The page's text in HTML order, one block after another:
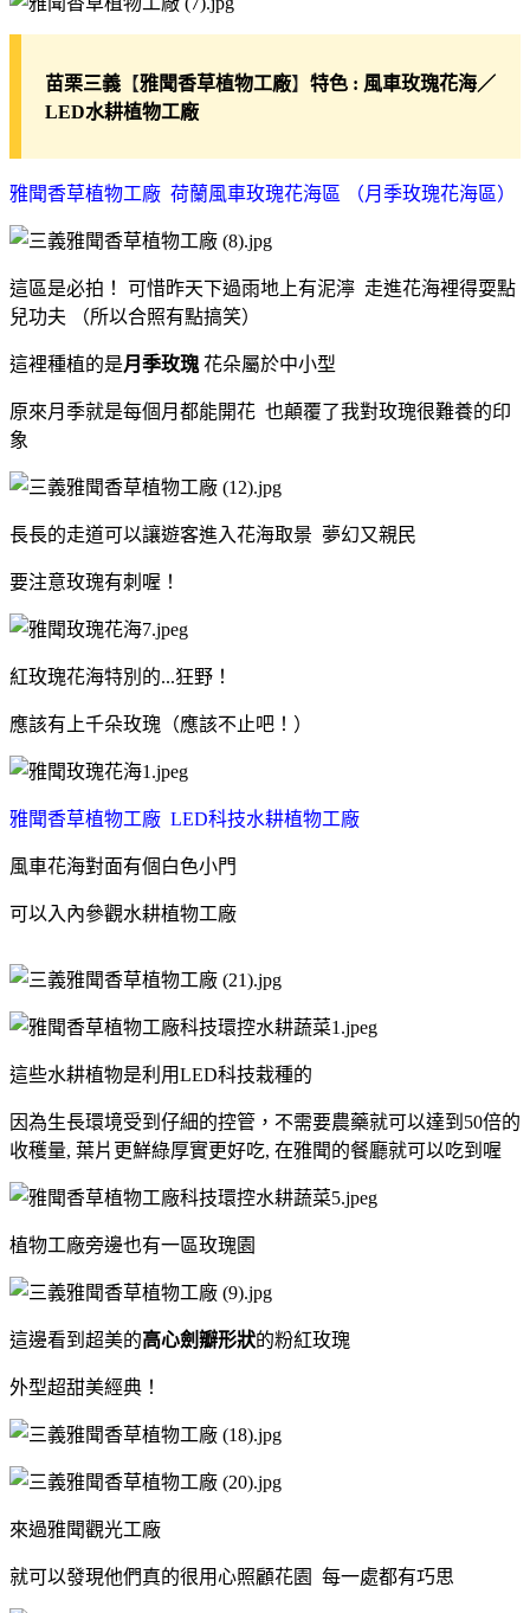
苗栗三義 【雅聞香草植物工廠】特色 : 風車玫瑰花海／
LED水耕植物工廠
雅聞香草植物工廠 荷蘭風車玫瑰花海區 （月季玫瑰花海區）
這區是必拍！ 可惜昨天下過雨地上有泥濘 走進花海裡得耍點
兒功夫 （所以合照有點搞笑）
這裡種植的是月季玫瑰 花朵屬於中小型
原來月季就是每個月都能開花 也顛覆了我對玫瑰很難養的印
象
長長的走道可以讓遊客進入花海取景 夢幻又親民
要注意玫瑰有刺喔！
紅玫瑰花海特別的...狂野！
應該有上千朵玫瑰（應該不止吧！）
雅聞香草植物工廠 LED科技水耕植物工廠
風車花海對面有個白色小門
可以入內參觀水耕植物工廠
這些水耕植物是利用LED科技栽種的
因為生長環境受到仔細的控管，不需要農藥就可以達到50倍的
收穫量, 葉片更鮮綠厚實更好吃, 在雅聞的餐廳就可以吃到喔
植物工廠旁邊也有一區玫瑰園
這邊看到超美的高心劍瓣形狀的粉紅玫瑰
外型超甜美經典！
來過雅聞觀光工廠
就可以發現他們真的很用心照顧花園 每一處都有巧思